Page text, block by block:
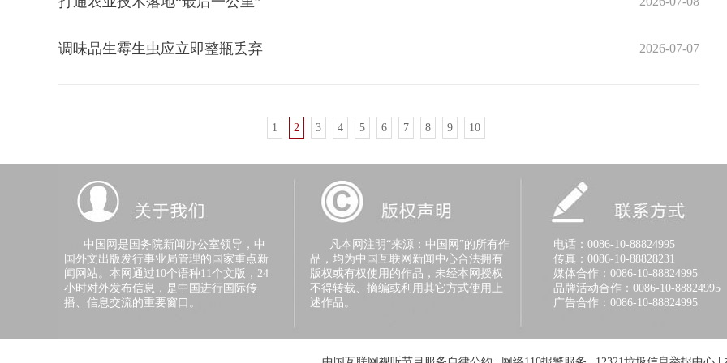
调味品生霉生虫应立即整瓶丢弃 2026-07-07
1 2 3 4 5 6 7 8 9 10
中国网是国务院新闻办公室领导，中
国外文出版发行事业局管理的国家重点新
闻网站。本网通过10个语种11个文版，24
小时对外发布信息，是中国进行国际传
播、信息交流的重要窗口。
凡本网注明“来源：中国网”的所有作
品，均为中国互联网新闻中心合法拥有
版权或有权使用的作品，未经本网授权
不得转载、摘编或利用其它方式使用上
述作品。
电话：0086-10-88824995
传真：0086-10-88828231
媒体合作：0086-10-88824995
品牌活动合作：0086-10-88824995
广告合作：0086-10-88824995